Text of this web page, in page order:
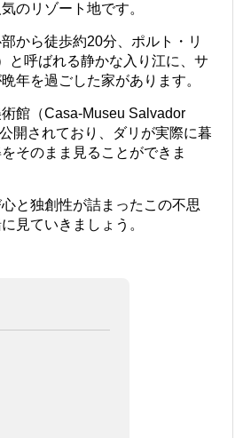
のリゾート地です。
から徒歩約20分、ポルト・リ
と呼ばれる静かな入り江に、サ
年を過ごした家があります。
館（Casa-Museu Salvador
開されており、ダリが実際に暮
そのまま見ることができま
と独創性が詰まったこの不思
見ていきましょう。